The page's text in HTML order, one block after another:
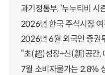
과기정통부, ‘누누티비 시
2026년 한국 주식시장 여
2026년 6월 외국인 증권
“초(超)성장+신(新)공간,
7월 소비자물가는 2.8%